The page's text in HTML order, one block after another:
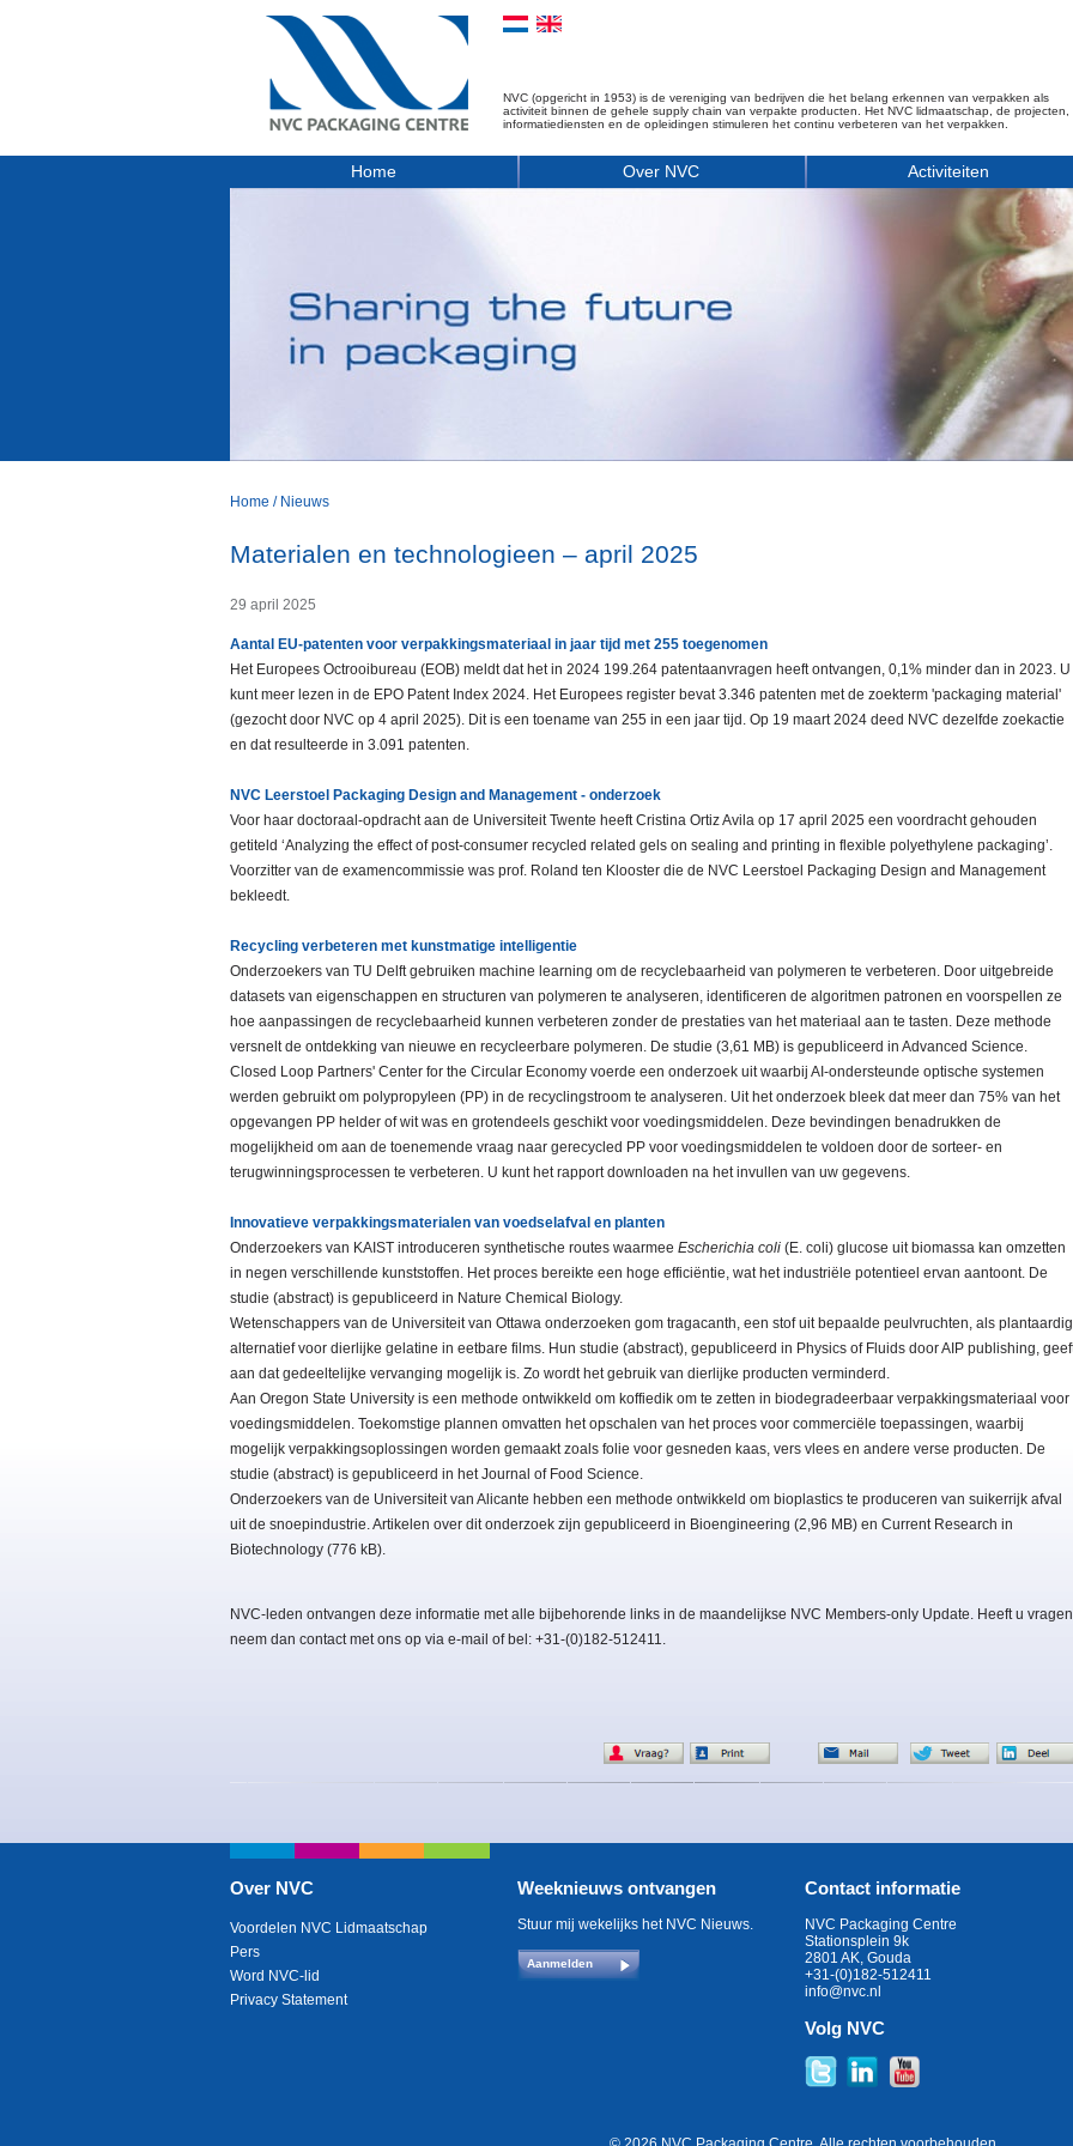
NVC (opgericht in 1953) is de vereniging van bedrijven die het belang erkennen van verpakken als
activiteit binnen de gehele supply chain van verpakte producten. Het NVC lidmaatschap, de projecten,
informatiediensten en de opleidingen stimuleren het continu verbeteren van het verpakken.
Home Over NVC Activiteiten
Home / Nieuws
Materialen en technologieen – april 2025
29 april 2025
Aantal EU-patenten voor verpakkingsmateriaal in jaar tijd met 255 toegenomen
Het Europees Octrooibureau (EOB) meldt dat het in 2024 199.264 patentaanvragen heeft ontvangen, 0,1% minder dan in 2023. U
kunt meer lezen in de EPO Patent Index 2024. Het Europees register bevat 3.346 patenten met de zoekterm 'packaging material'
(gezocht door NVC op 4 april 2025). Dit is een toename van 255 in een jaar tijd. Op 19 maart 2024 deed NVC dezelfde zoekactie
en dat resulteerde in 3.091 patenten.
NVC Leerstoel Packaging Design and Management - onderzoek
Voor haar doctoraal-opdracht aan de Universiteit Twente heeft Cristina Ortiz Avila op 17 april 2025 een voordracht gehouden
getiteld ‘Analyzing the effect of post-consumer recycled related gels on sealing and printing in flexible polyethylene packaging’.
Voorzitter van de examencommissie was prof. Roland ten Klooster die de NVC Leerstoel Packaging Design and Management
bekleedt.
Recycling verbeteren met kunstmatige intelligentie
Onderzoekers van TU Delft gebruiken machine learning om de recyclebaarheid van polymeren te verbeteren. Door uitgebreide
datasets van eigenschappen en structuren van polymeren te analyseren, identificeren de algoritmen patronen en voorspellen ze
hoe aanpassingen de recyclebaarheid kunnen verbeteren zonder de prestaties van het materiaal aan te tasten. Deze methode
versnelt de ontdekking van nieuwe en recycleerbare polymeren. De studie (3,61 MB) is gepubliceerd in Advanced Science.
Closed Loop Partners' Center for the Circular Economy voerde een onderzoek uit waarbij AI-ondersteunde optische systemen
werden gebruikt om polypropyleen (PP) in de recyclingstroom te analyseren. Uit het onderzoek bleek dat meer dan 75% van het
opgevangen PP helder of wit was en grotendeels geschikt voor voedingsmiddelen. Deze bevindingen benadrukken de
mogelijkheid om aan de toenemende vraag naar gerecycled PP voor voedingsmiddelen te voldoen door de sorteer- en
terugwinningsprocessen te verbeteren. U kunt het rapport downloaden na het invullen van uw gegevens.
Innovatieve verpakkingsmaterialen van voedselafval en planten
Onderzoekers van KAIST introduceren synthetische routes waarmee Escherichia coli (E. coli) glucose uit biomassa kan omzetten
in negen verschillende kunststoffen. Het proces bereikte een hoge efficiëntie, wat het industriële potentieel ervan aantoont. De
studie (abstract) is gepubliceerd in Nature Chemical Biology.
Wetenschappers van de Universiteit van Ottawa onderzoeken gom tragacanth, een stof uit bepaalde peulvruchten, als plantaardig
alternatief voor dierlijke gelatine in eetbare films. Hun studie (abstract), gepubliceerd in Physics of Fluids door AIP publishing,
aan dat gedeeltelijke vervanging mogelijk is. Zo wordt het gebruik van dierlijke producten verminderd.
Aan Oregon State University is een methode ontwikkeld om koffiedik om te zetten in biodegradeerbaar verpakkingsmateriaal voor
voedingsmiddelen. Toekomstige plannen omvatten het opschalen van het proces voor commerciële toepassingen, waarbij
mogelijk verpakkingsoplossingen worden gemaakt zoals folie voor gesneden kaas, vers vlees en andere verse producten. De
studie (abstract) is gepubliceerd in het Journal of Food Science.
Onderzoekers van de Universiteit van Alicante hebben een methode ontwikkeld om bioplastics te produceren van suikerrijk afval
uit de snoepindustrie. Artikelen over dit onderzoek zijn gepubliceerd in Bioengineering (2,96 MB) en Current Research in
Biotechnology (776 kB).
NVC-leden ontvangen deze informatie met alle bijbehorende links in de maandelijkse NVC Members-only Update. Heeft u
neem dan contact met ons op via e-mail of bel: +31-(0)182-512411.
Over NVC
Voordelen NVC Lidmaatschap
Pers
Word NVC-lid
Privacy Statement
Weeknieuws ontvangen
Stuur mij wekelijks het NVC Nieuws.
Aanmelden
Contact informatie
NVC Packaging Centre
Stationsplein 9k
2801 AK, Gouda
+31-(0)182-512411
info@nvc.nl
Volg NVC